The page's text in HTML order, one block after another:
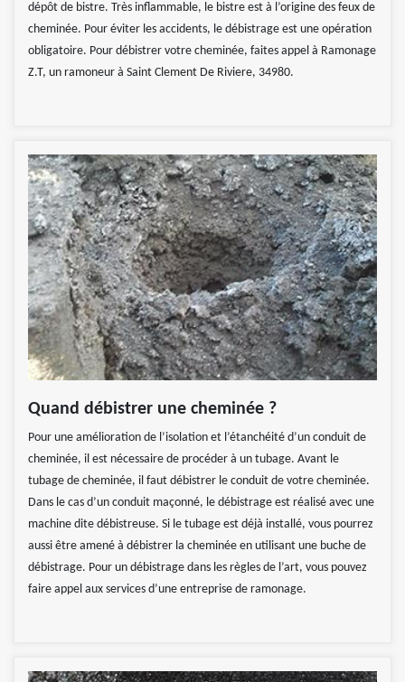
dépôt de bistre. Très inflammable, le bistre est à l’origine des feux de
cheminée. Pour éviter les accidents, le débistrage est une opération
obligatoire. Pour débistrer votre cheminée, faites appel à Ramonage
Z.T, un ramoneur à Saint Clement De Riviere, 34980.
Quand débistrer une cheminée ?
Pour une amélioration de l’isolation et l’étanchéité d’un conduit de
cheminée, il est nécessaire de procéder à un tubage. Avant le
tubage de cheminée, il faut débistrer le conduit de votre cheminée.
Dans le cas d’un conduit maçonné, le débistrage est réalisé avec une
machine dite débistreuse. Si le tubage est déjà installé, vous pourrez
aussi être amené à débistrer la cheminée en utilisant une buche de
débistrage. Pour un débistrage dans les règles de l’art, vous pouvez
faire appel aux services d’une entreprise de ramonage.